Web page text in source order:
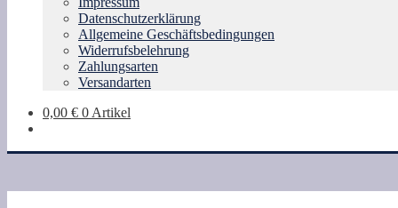
Datenschutzerklärung
Allgemeine Geschäftsbedingungen
Widerrufsbelehrung
Zahlungsarten
Versandarten
0,00 € 0 Artikel